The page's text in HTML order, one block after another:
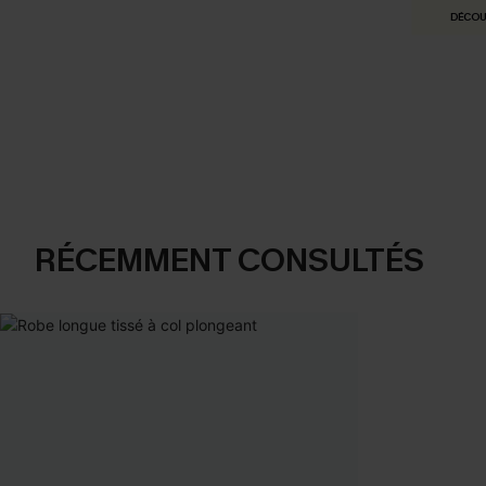
RÉCEMMENT CONSULTÉS